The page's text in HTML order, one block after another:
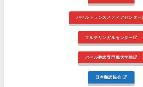
バベルトランスメディアセンター
マルチリンガルセンター
バベル翻訳専門職大学院
日本翻訳協会